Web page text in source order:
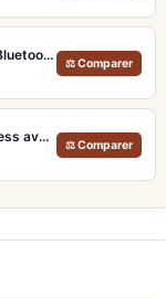
Onanoff BuddyPhones Play+ – Casque Bluetooth Enfants SafeAudio 3 Niveaux et StudyMode
⚖ Comparer
Apple AirPods 3 – Écouteurs True Wireless avec Audio Spatial et 30h d'autonomie
⚖ Comparer